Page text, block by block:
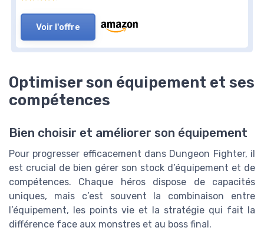
Voir l'offre
Optimiser son équipement et ses
compétences
Bien choisir et améliorer son équipement
Pour progresser efficacement dans Dungeon Fighter, il
est crucial de bien gérer son stock d’équipement et de
compétences. Chaque héros dispose de capacités
uniques, mais c’est souvent la combinaison entre
l’équipement, les points vie et la stratégie qui fait la
différence face aux monstres et au boss final.